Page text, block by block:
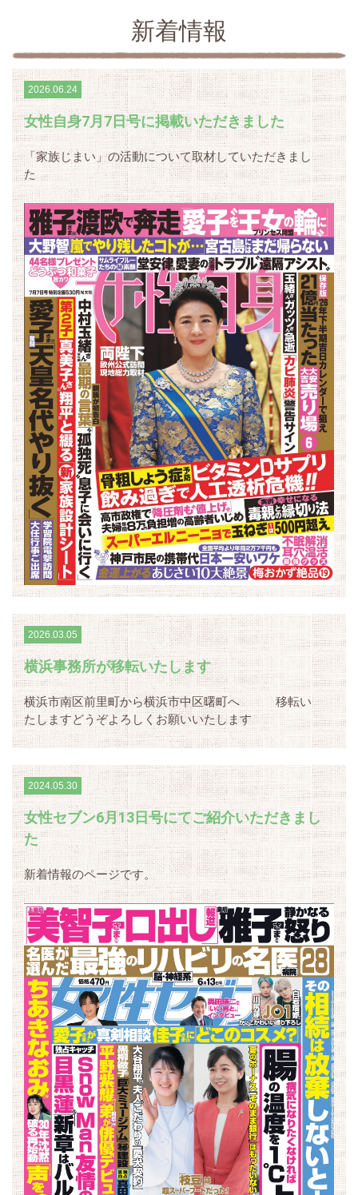
新着情報
2026.06.24
女性自身7月7日号に掲載いただきました
「家族じまい」の活動について取材していただきまし
た
2026.03.05
横浜事務所が移転いたします
横浜市南区前里町から横浜市中区曙町へ 移転い
たしますどうぞよろしくお願いいたします
2024.05.30
女性セブン6月13日号にてご紹介いただきまし
た
新着情報のページです。